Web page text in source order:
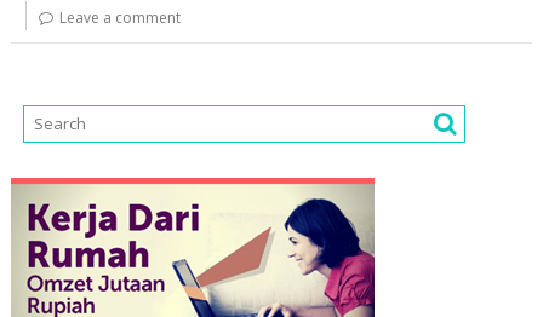
Leave a comment